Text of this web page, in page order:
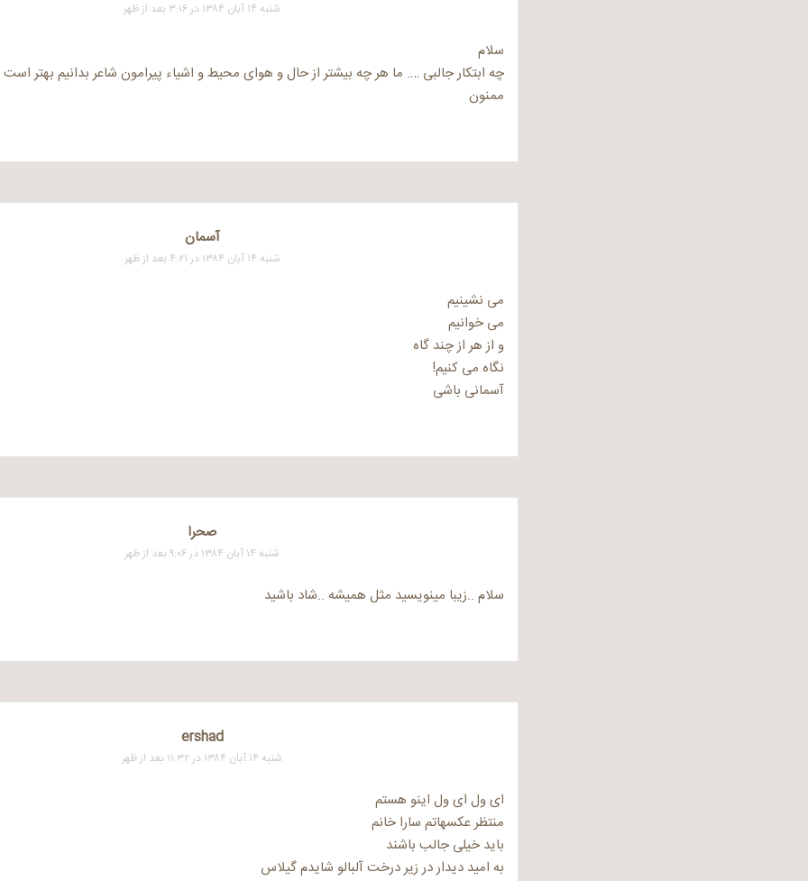
شنبه ۱۴ آبان ۱۳۸۴ در ۳:۱۶ بعد از ظهر
سلام
چه ابتکار جالبی …. ما هر چه بیشتر از حال و هوای محیط و اشیاء پیرامون شاعر بدانیم بهتر
ممنون
آسمان
شنبه ۱۴ آبان ۱۳۸۴ در ۴:۲۱ بعد از ظهر
می نشینیم
می خوانیم
و از هر از چند گاه
نگاه می کنیم!
آسمانی باشی
صحرا
شنبه ۱۴ آبان ۱۳۸۴ در ۹:۰۶ بعد از ظهر
سلام ..زیبا مینویسید مثل همیشه ..شاد باشید
ershad
شنبه ۱۴ آبان ۱۳۸۴ در ۱۱:۳۲ بعد از ظهر
ای ول ای ول اینو هستم
منتظر عکسهاتم سارا خانم
باید خیلی جالب باشند
به امید دیدار در زیر درخت آلبالو شایدم گیلاس